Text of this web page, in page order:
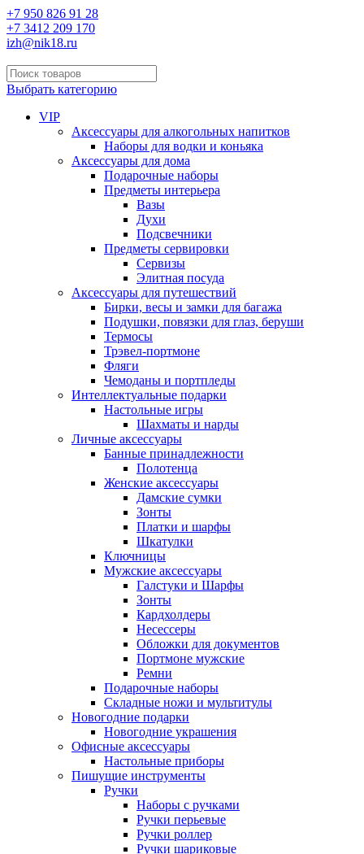
+7 950 826 91 28
+7 3412 209 170
izh@nik18.ru
Выбрать категорию
VIP
Аксессуары для алкогольных напитков
Наборы для водки и коньяка
Аксессуары для дома
Подарочные наборы
Предметы интерьера
Вазы
Духи
Подсвечники
Предметы сервировки
Сервизы
Элитная посуда
Аксессуары для путешествий
Бирки, весы и замки для багажа
Подушки, повязки для глаз, беруши
Термосы
Трэвел-портмоне
Фляги
Чемоданы и портпледы
Интеллектуальные подарки
Настольные игры
Шахматы и нарды
Личные аксессуары
Банные принадлежности
Полотенца
Женские аксессуары
Дамские сумки
Зонты
Платки и шарфы
Шкатулки
Ключницы
Мужские аксессуары
Галстуки и Шарфы
Зонты
Кардхолдеры
Несессеры
Обложки для документов
Портмоне мужские
Ремни
Подарочные наборы
Складные ножи и мультитулы
Новогодние подарки
Новогодние украшения
Офисные аксессуары
Настольные приборы
Пишущие инструменты
Ручки
Наборы с ручками
Ручки перьевые
Ручки роллер
Ручки шариковые